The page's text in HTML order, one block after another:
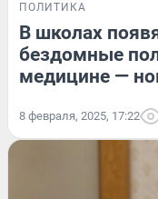
ПОЛИТИКА
В школах
бездомные
медицине —
8 февраля, 2025, 17:22